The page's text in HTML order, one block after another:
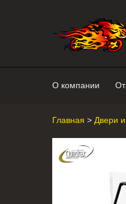
О компании
Главная > Двери